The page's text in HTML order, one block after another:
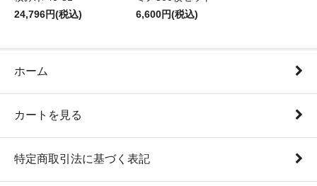
24,796円(税込)
6,600円(税込)
ホーム
カートを見る
特定商取引法に基づく表記